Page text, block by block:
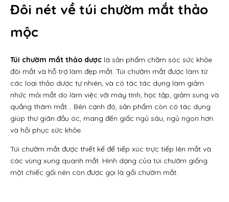
Đôi nét về túi chườm mắt thảo
mộc
Túi chườm mắt thảo dược là sản phẩm chăm sóc sức khỏe
đôi mắt và hỗ trợ làm đẹp mắt. Túi chườm mắt được làm từ
các loại thảo dược tự nhiên, và có tác tác dụng làm giảm
nhức mỏi mắt do làm việc với máy tính, học tập, giảm sung và
quầng thâm mắt… Bên cạnh đó, sản phẩm còn có tác dụng
giúp thư giãn đầu óc, mang đến giấc ngủ sâu, ngủ ngon hơn
và hồi phục sức khỏe.
Túi chườm mắt được thiết kế để tiếp xúc trực tiếp lên mắt và
các vùng xung quanh mắt. Hình dạng của túi chườm giống
một chiếc gối nên còn được gọi là gối chườm mắt.